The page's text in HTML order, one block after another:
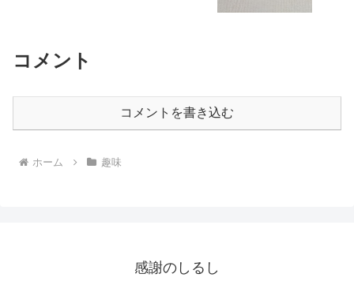
コメント
コメントを書き込む
ホーム 趣味
感謝のしるし